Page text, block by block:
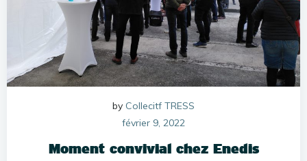
by Collecitf TRESS
février 9, 2022
Moment convivial chez Enedis